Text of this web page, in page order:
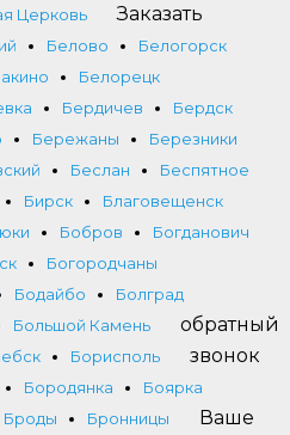
Церковь
Белово
Белогорск
Белорецк
Бердичев
Бердск
Бережаны
Березники
Беслан
Беспятное
Бирск
Благовещенск
Бобров
Богданович
Богородчаны
Бодайбо
Болград
Большой Камень
Борисполь
Бородянка
Боярка
Броды
Бронницы
Заказать
обратный
звонок
Ваше